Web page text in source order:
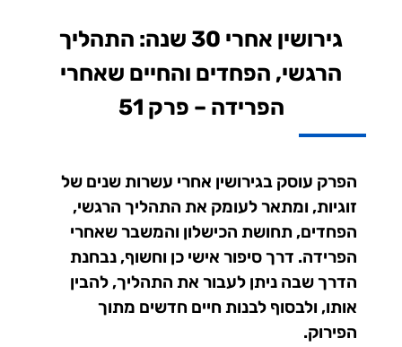
גירושין אחרי 30 שנה: התהליך
הרגשי, הפחדים והחיים שאחרי
הפרידה – פרק 51
הפרק עוסק בגירושין אחרי עשרות שנים של
זוגיות, ומתאר לעומק את התהליך הרגשי,
הפחדים, תחושת הכישלון והמשבר שאחרי
הפרידה. דרך סיפור אישי כן וחשוף, נבחנת
הדרך שבה ניתן לעבור את התהליך, להבין
אותו, ולבסוף לבנות חיים חדשים מתוך
הפירוק.